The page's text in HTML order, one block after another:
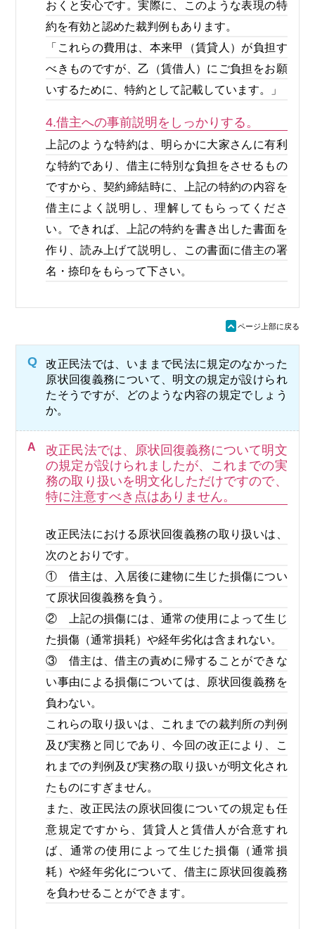
おくと安心です。実際に、このような表現の特
約を有効と認めた裁判例もあります。
「これらの費用は、本来甲（賃貸人）が負担す
べきものですが、乙（賃借人）にご負担をお願
いするために、特約として記載しています。」
4.借主への事前説明をしっかりする。
上記のような特約は、明らかに大家さんに有利
な特約であり、借主に特別な負担をさせるもの
ですから、契約締結時に、上記の特約の内容を
借主によく説明し、理解してもらってくださ
い。できれば、上記の特約を書き出した書面を
作り、読み上げて説明し、この書面に借主の署
名・捺印をもらって下さい。
ü ページ上部に戻る
Q
改正民法では、いままで民法に規定のなかった
原状回復義務について、明文の規定が設けられ
たそうですが、どのような内容の規定でしょう
か。
A
改正民法では、原状回復義務について明文
の規定が設けられましたが、これまでの実
務の取り扱いを明文化しただけですので、
特に注意すべき点はありません。
改正民法における原状回復義務の取り扱いは、
次のとおりです。
① 借主は、入居後に建物に生じた損傷につい
て原状回復義務を負う。
② 上記の損傷には、通常の使用によって生じ
た損傷（通常損耗）や経年劣化は含まれない。
③ 借主は、借主の責めに帰することができな
い事由による損傷については、原状回復義務を
負わない。
これらの取り扱いは、これまでの裁判所の判例
及び実務と同じであり、今回の改正により、こ
れまでの判例及び実務の取り扱いが明文化され
たものにすぎません。
また、改正民法の原状回復についての規定も任
意規定ですから、賃貸人と賃借人が合意すれ
ば、通常の使用によって生じた損傷（通常損
耗）や経年劣化について、借主に原状回復義務
を負わせることができます。